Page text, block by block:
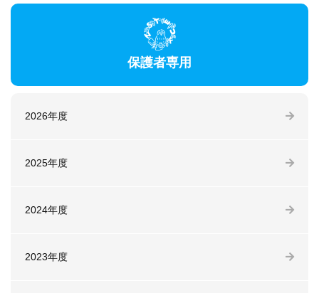
保護者専用
2026年度
2025年度
2024年度
2023年度